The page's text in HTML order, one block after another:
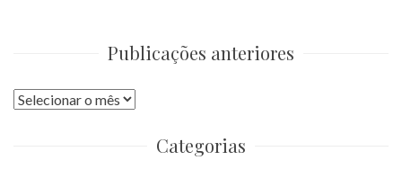
Publicações anteriores
Publicações
Categorias